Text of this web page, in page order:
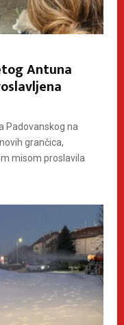
Antuna
Padovanskog na
grančica,
misom proslavila